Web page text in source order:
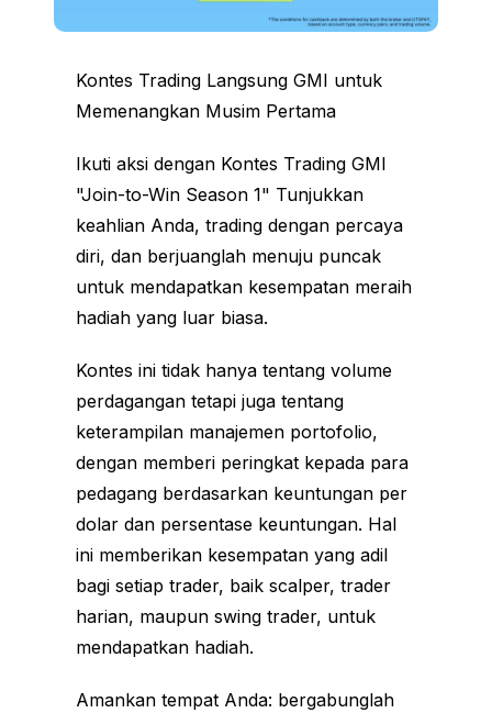
Kontes Trading Langsung GMI untuk
Memenangkan Musim Pertama
Ikuti aksi dengan Kontes Trading GMI
"Join-to-Win Season 1" Tunjukkan
keahlian Anda, trading dengan percaya
diri, dan berjuanglah menuju puncak
untuk mendapatkan kesempatan meraih
hadiah yang luar biasa.
Kontes ini tidak hanya tentang volume
perdagangan tetapi juga tentang
keterampilan manajemen portofolio,
dengan memberi peringkat kepada para
pedagang berdasarkan keuntungan per
dolar dan persentase keuntungan. Hal
ini memberikan kesempatan yang adil
bagi setiap trader, baik scalper, trader
harian, maupun swing trader, untuk
mendapatkan hadiah.
Amankan tempat Anda: bergabunglah